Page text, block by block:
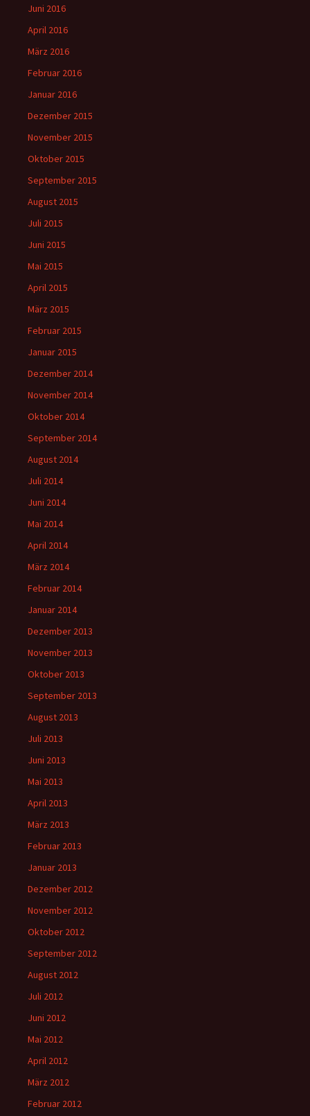
Juni 2016
April 2016
März 2016
Februar 2016
Januar 2016
Dezember 2015
November 2015
Oktober 2015
September 2015
August 2015
Juli 2015
Juni 2015
Mai 2015
April 2015
März 2015
Februar 2015
Januar 2015
Dezember 2014
November 2014
Oktober 2014
September 2014
August 2014
Juli 2014
Juni 2014
Mai 2014
April 2014
März 2014
Februar 2014
Januar 2014
Dezember 2013
November 2013
Oktober 2013
September 2013
August 2013
Juli 2013
Juni 2013
Mai 2013
April 2013
März 2013
Februar 2013
Januar 2013
Dezember 2012
November 2012
Oktober 2012
September 2012
August 2012
Juli 2012
Juni 2012
Mai 2012
April 2012
März 2012
Februar 2012